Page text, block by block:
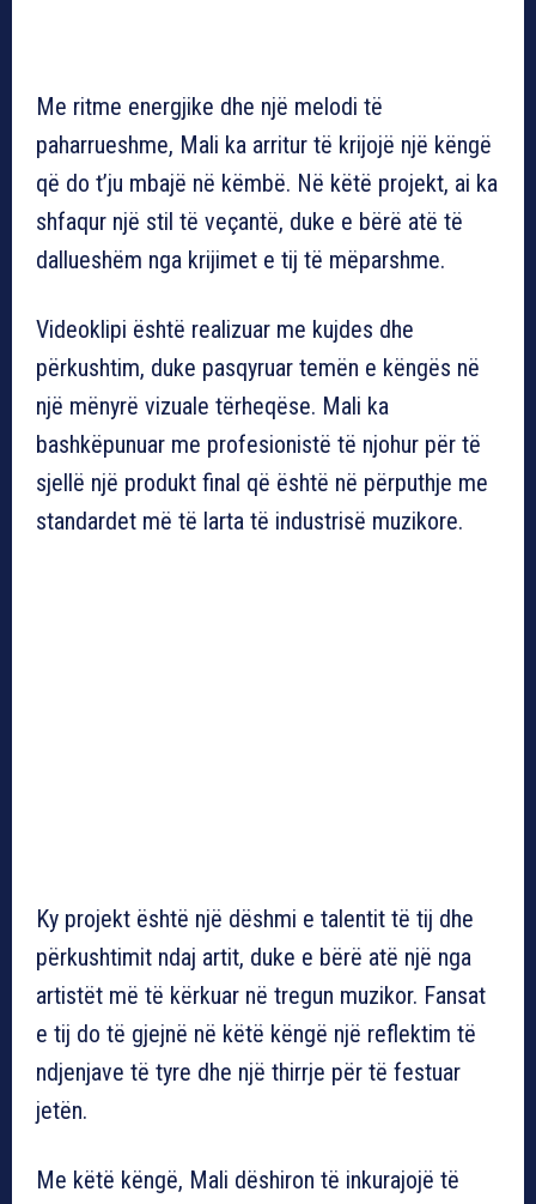
Me ritme energjike dhe një melodi të
paharrueshme, Mali ka arritur të krijojë një këngë
që do t’ju mbajë në këmbë. Në këtë projekt, ai ka
shfaqur një stil të veçantë, duke e bërë atë të
dallueshëm nga krijimet e tij të mëparshme.
Videoklipi është realizuar me kujdes dhe
përkushtim, duke pasqyruar temën e këngës në
një mënyrë vizuale tërheqëse. Mali ka
bashkëpunuar me profesionistë të njohur për të
sjellë një produkt final që është në përputhje me
standardet më të larta të industrisë muzikore.
Ky projekt është një dëshmi e talentit të tij dhe
përkushtimit ndaj artit, duke e bërë atë një nga
artistët më të kërkuar në tregun muzikor. Fansat
e tij do të gjejnë në këtë këngë një reflektim të
ndjenjave të tyre dhe një thirrje për të festuar
jetën.
Me këtë këngë, Mali dëshiron të inkurajojë të